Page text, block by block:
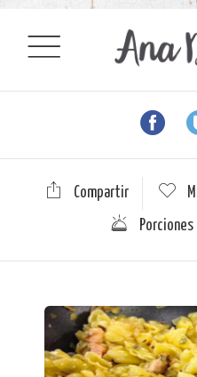
Compartir
Porciones